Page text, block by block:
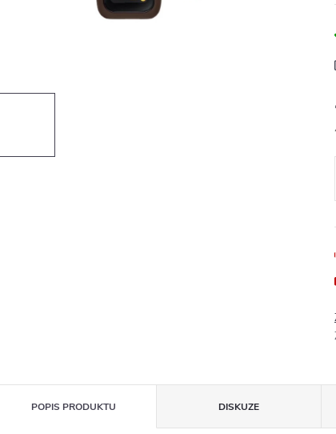
POPIS PRODUKTU DISKUZE